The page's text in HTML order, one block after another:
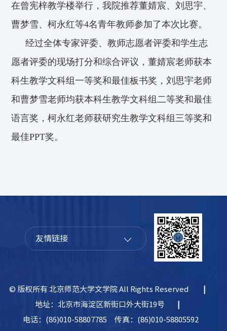
在曾宪梓教学楼举行，我院推荐董婧宸、刘思宇、
曹梦雪、柯永红等4名青年教师参加了本次比赛。
经过全体专家评委、教师志愿者评委和学生志
愿者评委的现场打分和综合评议，董婧宸老师获本
科生教学文科组一等奖和最佳板书奖，刘思宇老师
和曹梦雪老师均获本科生教学文科组二等奖和最佳
语言奖，柯永红老师获研究生教学文科组三等奖和
最佳PPT奖。
友情链接
© 版权所有 北京师范大学文学院 All Rights Reserved
地址：北京市海淀区新街口外大街19号
电话：(86)010-58807785
传真：(86)010-58805592